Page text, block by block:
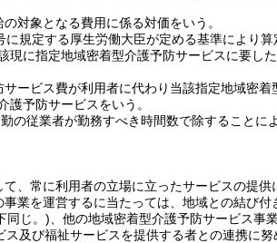
対象となる費用に係る対価をいう。
規定する厚生労働大臣が定める基準により算
に指定地域密着型介護予防サービスに要し
ービス費が利用者に代わり当該指定地域密着
予防サービスをいう。
従業者が勤務すべき時間数で除することに
、常に利用者の立場に立ったサービスの提供
業を運営するに当たっては、地域との結び
同じ。) 、他の地域密着型介護予防サービス事
及び福祉サービスを提供する者との連携に努